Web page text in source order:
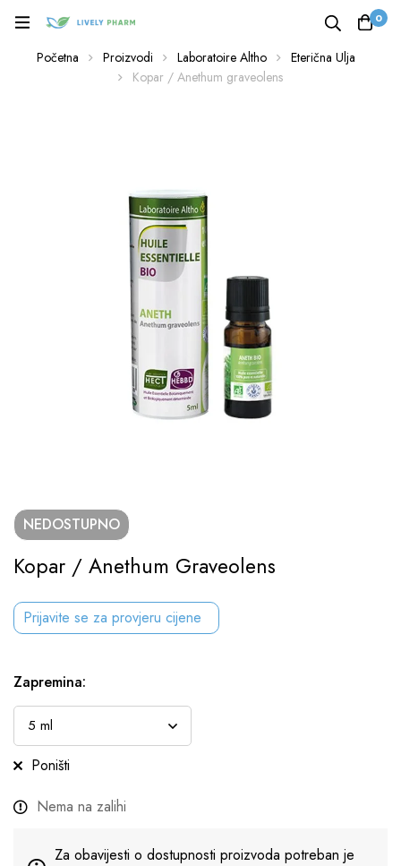
0
Početna Proizvodi Laboratoire Altho
Eterična Ulja
Kopar / Anethum graveolens
NEDOSTUPNO
Kopar / Anethum Graveolens
Prijavite se za provjeru cijene
Zapremina:
Poništi
Nema na zalihi
Za obavijesti o dostupnosti proizvoda potreban je